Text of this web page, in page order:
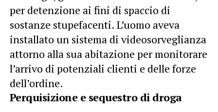
per detenzione ai fini di spaccio di
sostanze stupefacenti. L’uomo aveva
installato un sistema di videosorveglianza
attorno alla sua abitazione per monitorare
l’arrivo di potenziali clienti e delle forze
dell’ordine.
Perquisizione e sequestro di droga